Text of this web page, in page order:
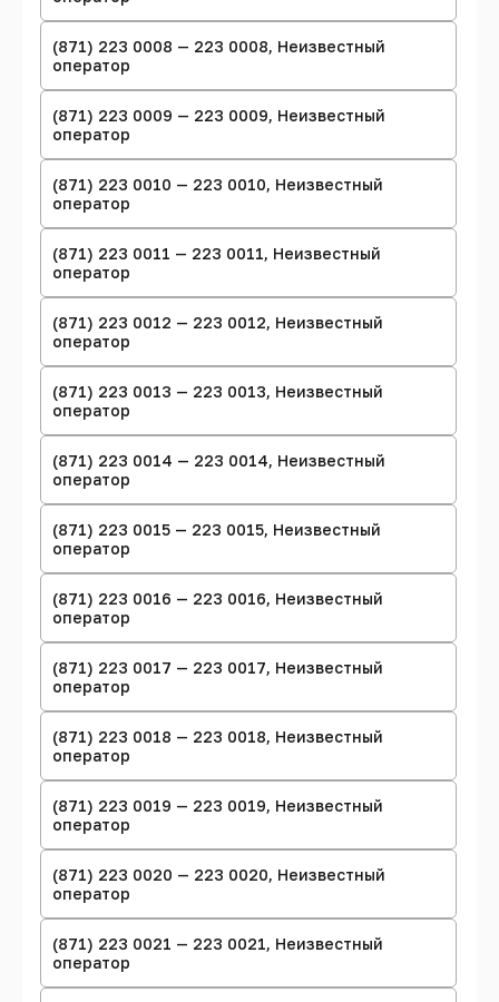
(871) 223 0008 — 223 0008, Неизвестный
оператор
(871) 223 0009 — 223 0009, Неизвестный
оператор
(871) 223 0010 — 223 0010, Неизвестный
оператор
(871) 223 0011 — 223 0011, Неизвестный
оператор
(871) 223 0012 — 223 0012, Неизвестный
оператор
(871) 223 0013 — 223 0013, Неизвестный
оператор
(871) 223 0014 — 223 0014, Неизвестный
оператор
(871) 223 0015 — 223 0015, Неизвестный
оператор
(871) 223 0016 — 223 0016, Неизвестный
оператор
(871) 223 0017 — 223 0017, Неизвестный
оператор
(871) 223 0018 — 223 0018, Неизвестный
оператор
(871) 223 0019 — 223 0019, Неизвестный
оператор
(871) 223 0020 — 223 0020, Неизвестный
оператор
(871) 223 0021 — 223 0021, Неизвестный
оператор